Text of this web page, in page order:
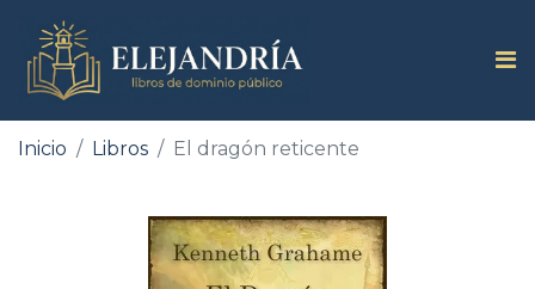
Inicio Libros El dragón reticente